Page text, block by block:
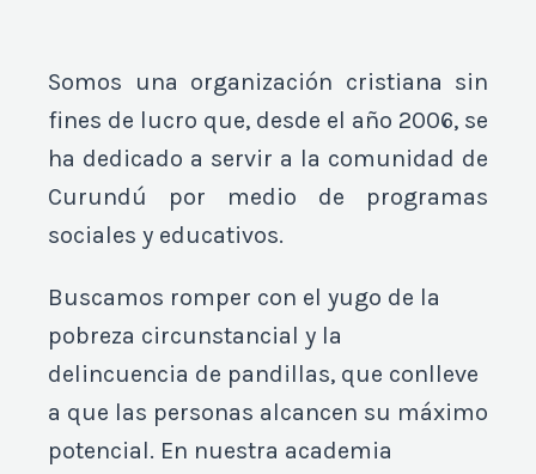
Somos una organización cristiana sin
fines de lucro que, desde el año 2006, se
ha dedicado a servir a la comunidad de
Curundú por medio de programas
sociales y educativos.
Buscamos romper con el yugo de la
pobreza circunstancial y la
delincuencia de pandillas, que conlleve
a que las personas alcancen su máximo
potencial. En nuestra academia